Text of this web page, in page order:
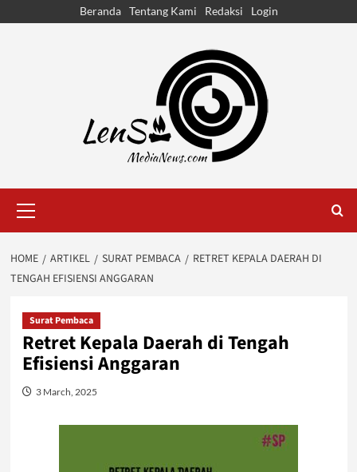
Beranda Tentang Kami Redaksi Login
Menu
HOME ARTIKEL SURAT PEMBACA
RETRET KEPALA DAERAH DI
TENGAH EFISIENSI ANGGARAN
Surat Pembaca
Retret Kepala Daerah di Tengah
Efisiensi Anggaran
3 March, 2025